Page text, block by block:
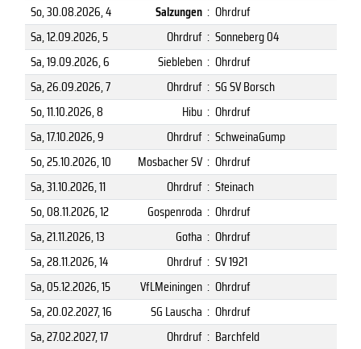
So, 30.08.2026, 4 Salzungen : Ohrdruf
Sa, 12.09.2026, 5 Ohrdruf : Sonneberg 04
Sa, 19.09.2026, 6 Siebleben : Ohrdruf
Sa, 26.09.2026, 7 Ohrdruf : SG SV Borsch
So, 11.10.2026, 8 Hibu : Ohrdruf
Sa, 17.10.2026, 9 Ohrdruf : SchweinaGump
So, 25.10.2026, 10 Mosbacher SV : Ohrdruf
Sa, 31.10.2026, 11 Ohrdruf : Steinach
So, 08.11.2026, 12 Gospenroda : Ohrdruf
Sa, 21.11.2026, 13 Gotha : Ohrdruf
Sa, 28.11.2026, 14 Ohrdruf : SV 1921
Sa, 05.12.2026, 15 VfLMeiningen : Ohrdruf
Sa, 20.02.2027, 16 SG Lauscha : Ohrdruf
Sa, 27.02.2027, 17 Ohrdruf : Barchfeld